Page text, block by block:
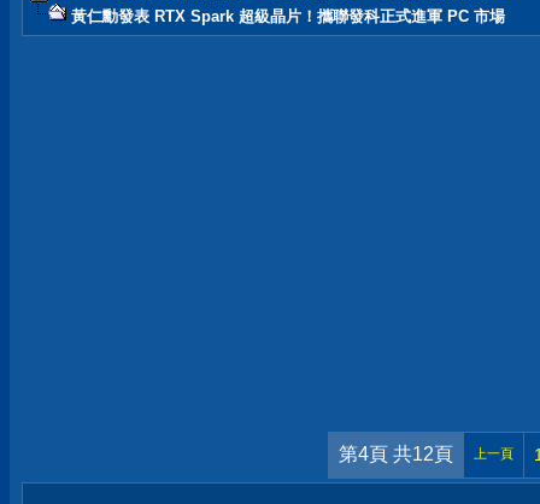
黃仁勳發表 RTX Spark 超級晶片！攜聯發科正式進軍 PC 市場
第4頁 共12頁 上一頁